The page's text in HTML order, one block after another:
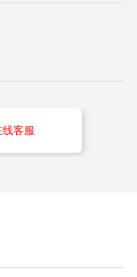
线客服